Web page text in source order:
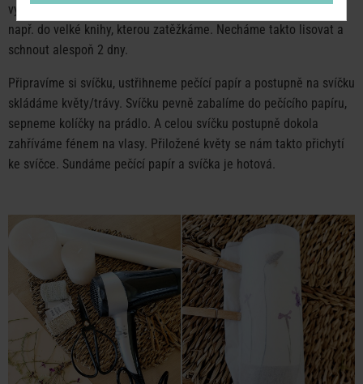
vylisujeme je. Tzn. položíme je mezi dva savé papíry a vložíme
např. do velké knihy, kterou zatěžkáme. Necháme takto lisovat a
schnout alespoň 2 dny.
Připravíme si svíčku, ustřihneme pečící papír a postupně na svíčku
skládáme květy/trávy. Svíčku pevně zabalíme do pečícího papíru,
sepneme kolíčky na prádlo. A celou svíčku postupně dokola
zahříváme fénem na vlasy. Přiložené květy se nám takto přichytí
ke svíčce. Sundáme pečící papír a svíčka je hotová.